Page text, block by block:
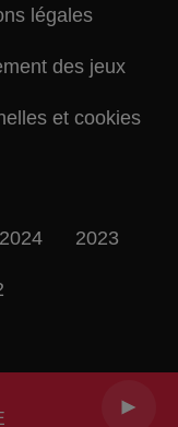
légales
des jeux
et cookies
2024 2023